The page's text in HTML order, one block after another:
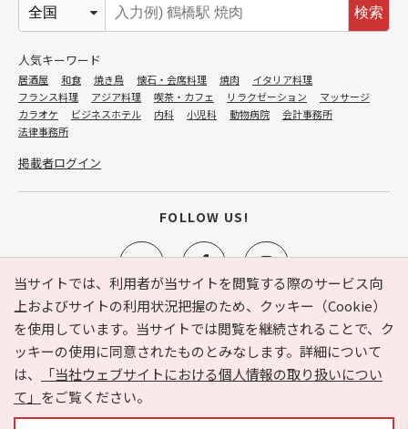
当サイトでは、利用者が当サイトを閲覧する際のサービス向
上およびサイトの利用状況把握のため、クッキー（Cookie）
を使用しています。当サイトでは閲覧を継続されることで、ク
ッキーの使用に同意されたものとみなします。詳細について
は、
「当社ウェブサイトにおける個人情報の取り扱いについ
て」 をご覧ください。
e-NAVITA（イーナビタ）とは？ お気に入り
ヘルプ
利用規約
個人情報の取り扱いについて
運営会社
サイトマップ
広告掲載に関するお問い合わせ
検索
人気キーワード
居酒屋 和食 焼き鳥 懐石・会席料理 焼肉
イタリア料理
フランス料理
アジア料理 喫茶・カフェ リラクゼーション
マッサージ
カラオケ
ビジネスホテル 内科 小児科 動物病院
会計事務所
法律事務所
掲載者ログイン
FOLLOW US!